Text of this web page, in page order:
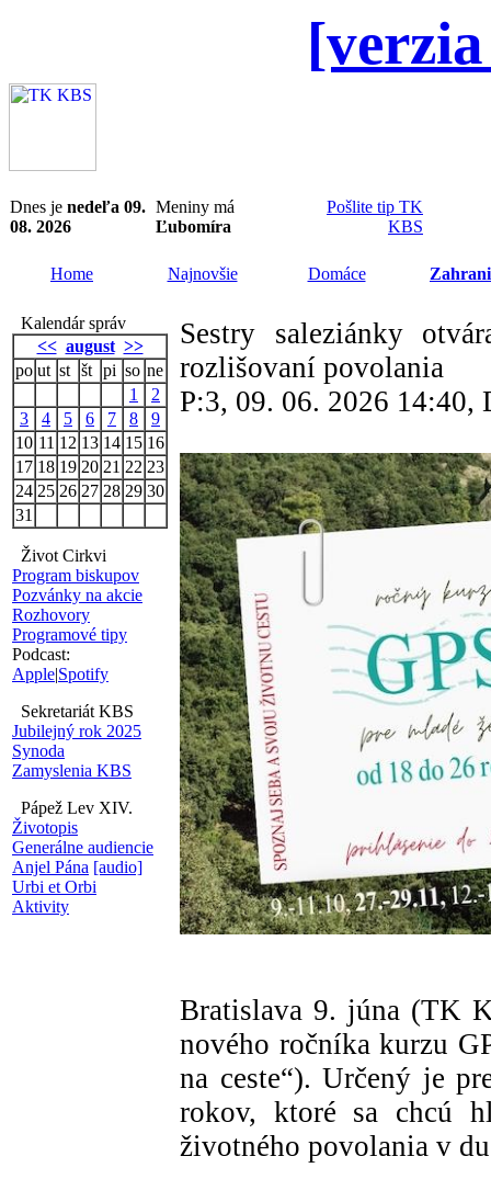
Dnes je nedeľa 09.
08. 2026
Meniny má
Ľubomíra
Pošlite tip TK
KBS
Home Najnovšie Domáce
Kalendár správ
<< august >>
po ut st št pi so ne
1
2
3
4 5 6 7 8
9
10 11 12 13 14 15 16
17 18 19 20 21 22 23
24 25 26 27 28 29 30
31
Život Cirkvi
Program biskupov
Pozvánky na akcie
Rozhovory
Programové tipy
Podcast:
Apple|Spotify
Sekretariát KBS
Jubilejný rok 2025
Synoda
Zamyslenia KBS
Pápež Lev XIV.
Životopis
Generálne audiencie
Anjel Pána [audio]
Urbi et Orbi
Aktivity
Sestry saleziánky
rozlišovaní povolania
P:3, 09. 06. 2026 14:40,
Bratislava 9. júna (TK
nového ročníka kurzu
na ceste“). Určený je
rokov, ktoré sa chcú
životného povolania v